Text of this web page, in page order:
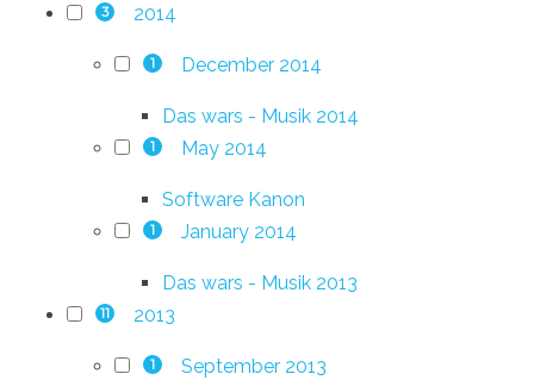
3 2014
1 December 2014
Das wars - Musik 2014
1 May 2014
Software Kanon
1 January 2014
Das wars - Musik 2013
11 2013
1 September 2013